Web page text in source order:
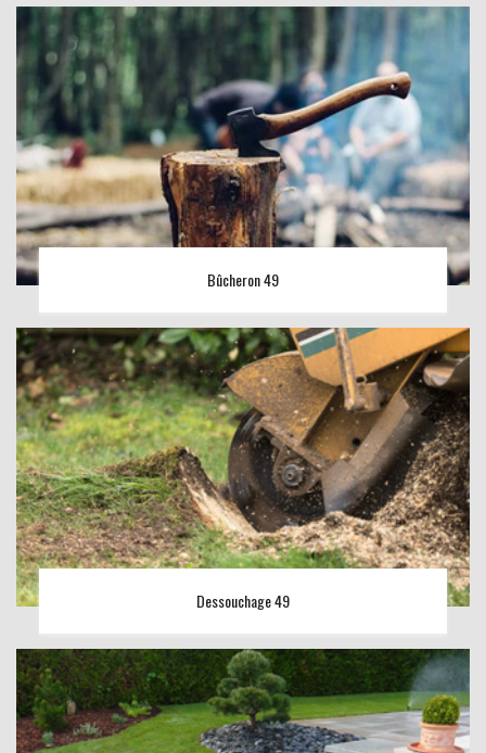
Bûcheron 49
Dessouchage 49